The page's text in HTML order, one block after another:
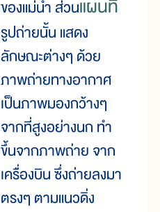
ของแม่น้ำ ส่วนแผนที่
รูปถ่ายนั้น แสดง
ลักษณะต่างๆ ด้วย
ภาพถ่ายทางอากาศ
เป็นภาพมองกว้างๆ
จากที่สูงอย่างนก ทำ
ขึ้นจากภาพถ่าย จาก
เครื่องบิน ซึ่งถ่ายลงมา
ตรงๆ ตามแนวดิ่ง